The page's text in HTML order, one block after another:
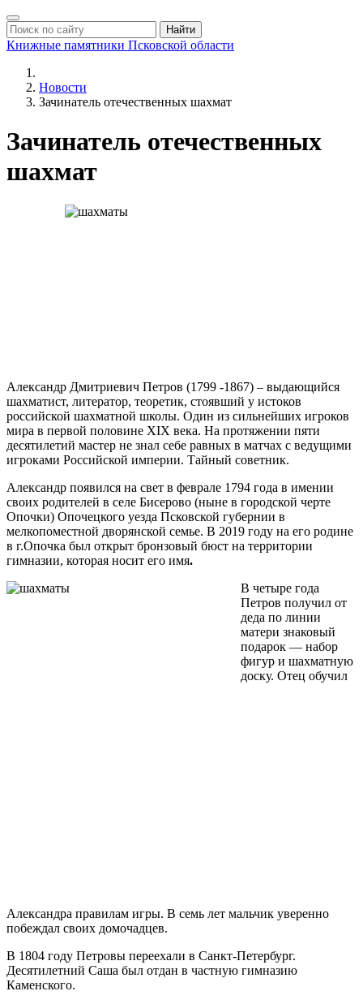
Найти
Книжные памятники Псковской области
Новости
Зачинатель отечественных шахмат
Зачинатель отечественных
шахмат
Александр Дмитриевич Петров (1799 -1867) – выдающийся
шахматист, литератор, теоретик, стоявший у истоков
российской шахматной школы. Один из сильнейших игроков
мира в первой половине XIX века. На протяжении пяти
десятилетий мастер не знал себе равных в матчах с ведущими
игроками Российской империи. Тайный советник.
Александр появился на свет в феврале 1794 года в имении
своих родителей в селе Бисерово (ныне в городской черте
Опочки) Опочецкого уезда Псковской губернии в
мелкопоместной дворянской семье. В 2019 году на его родине
в г.Опочка был открыт бронзовый бюст на территории
гимназии, которая носит его имя.
В четыре года
Петров получил от
деда по линии
матери знаковый
подарок — набор
фигур и шахматную
доску. Отец обучил
Александра правилам игры. В семь лет мальчик уверенно
побеждал своих домочадцев.
В 1804 году Петровы переехали в Санкт-Петербург.
Десятилетний Саша был отдан в частную гимназию
Каменского.